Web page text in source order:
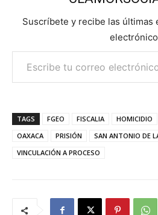
Suscríbete y recibe las últimas
Escribe tu correo electrónico…
TAGS FGEO FISCALIA HOMICIDIO
OAXACA
PRISIÓN SAN ANTONIO DE
VINCULACIÓN A PROCESO